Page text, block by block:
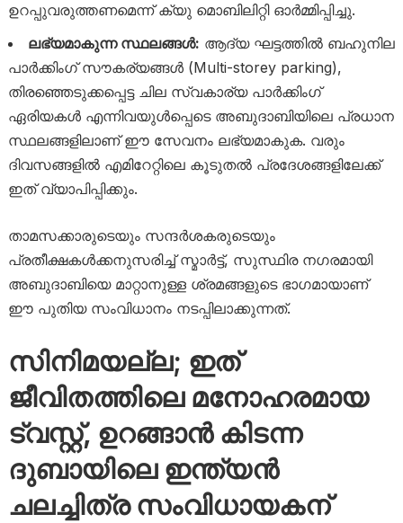
ഉറപ്പുവരുത്തണമെന്ന് ക്യു മൊബിലിറ്റി ഓർമ്മിപ്പിച്ചു.
ലഭ്യമാകുന്ന സ്ഥലങ്ങൾ: ആദ്യ ഘട്ടത്തിൽ ബഹുനില
പാർക്കിംഗ് സൗകര്യങ്ങൾ (Multi-storey parking),
തിരഞ്ഞെടുക്കപ്പെട്ട ചില സ്വകാര്യ പാർക്കിംഗ്
ഏരിയകൾ എന്നിവയുൾപ്പെടെ അബുദാബിയിലെ പ്രധാന
സ്ഥലങ്ങളിലാണ് ഈ സേവനം ലഭ്യമാകുക. വരും
ദിവസങ്ങളിൽ എമിറേറ്റിലെ കൂടുതൽ പ്രദേശങ്ങളിലേക്ക്
ഇത് വ്യാപിപ്പിക്കും.
താമസക്കാരുടെയും സന്ദർശകരുടെയും
പ്രതീക്ഷകൾക്കനുസരിച്ച് സ്മാർട്ട്, സുസ്ഥിര നഗരമായി
അബുദാബിയെ മാറ്റാനുള്ള ശ്രമങ്ങളുടെ ഭാഗമായാണ്
ഈ പുതിയ സംവിധാനം നടപ്പിലാക്കുന്നത്.
സിനിമയല്ല; ഇത്
ജീവിതത്തിലെ മനോഹരമായ
ട്വസ്റ്റ്, ഉറങ്ങാൻ കിടന്ന
ദുബായിലെ ഇന്ത്യൻ
ചലച്ചിത്ര സംവിധായകന്